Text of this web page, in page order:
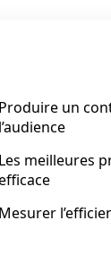
Produire un
l’audience
Les meilleures
Mesurer